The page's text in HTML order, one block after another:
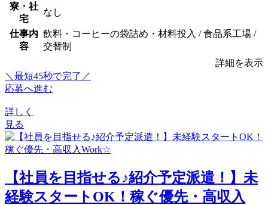
寮・社
宅
なし
仕事内
容
飲料・コーヒーの袋詰め・材料投入 / 食品系工場 /
交替制
詳細を表示
＼最短45秒で完了／
応募へ進む
詳しく
見る
【社員を目指せる♪紹介予定派遣！】未
経験スタートOK！稼ぐ優先・高収入